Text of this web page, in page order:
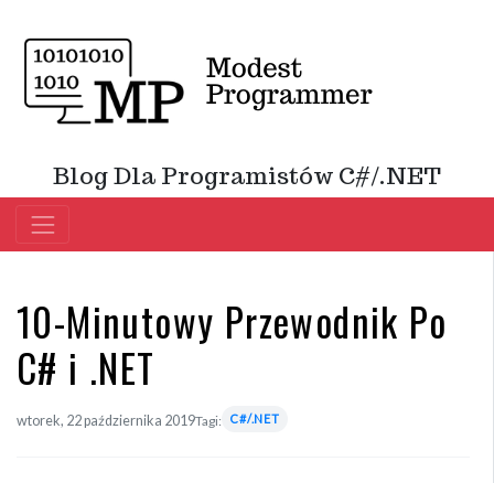
Blog Dla Programistów C#/.NET
10-Minutowy Przewodnik Po
C# i .NET
wtorek, 22 października 2019Tagi: C#/.NET